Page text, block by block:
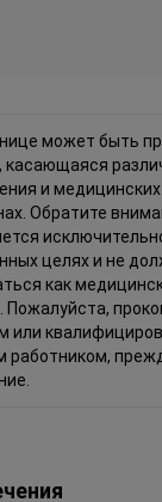
может быть
и медицинских
Обратите
целях и не
как
Пожалуйста,
или
работником,